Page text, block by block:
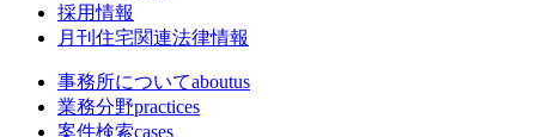
採用情報
月刊住宅関連法律情報
事務所についてaboutus
業務分野practices
案件検索cases